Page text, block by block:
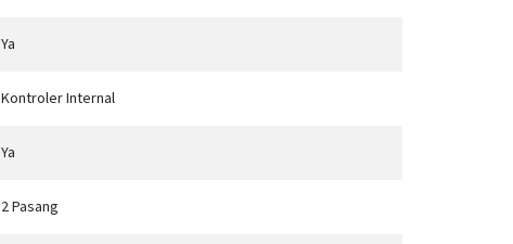
Ya
Kontroler Internal
Ya
2 Pasang